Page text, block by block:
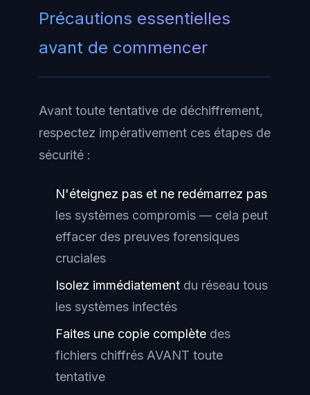
Précautions essentielles
avant de commencer
Avant toute tentative de déchiffrement,
respectez impérativement ces étapes de
sécurité :
N'éteignez pas et ne redémarrez pas
les systèmes compromis — cela peut
effacer des preuves forensiques
cruciales
Isolez immédiatement du réseau tous
les systèmes infectés
Faites une copie complète des
fichiers chiffrés AVANT toute
tentative